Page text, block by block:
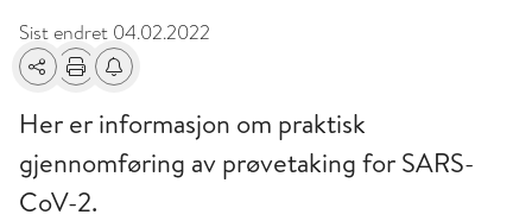
Sist endret 04.02.2022
Del Skriv utFå varsel om endringer
Her er informasjon om praktisk
gjennomføring av prøvetaking for SARS-
CoV-2.